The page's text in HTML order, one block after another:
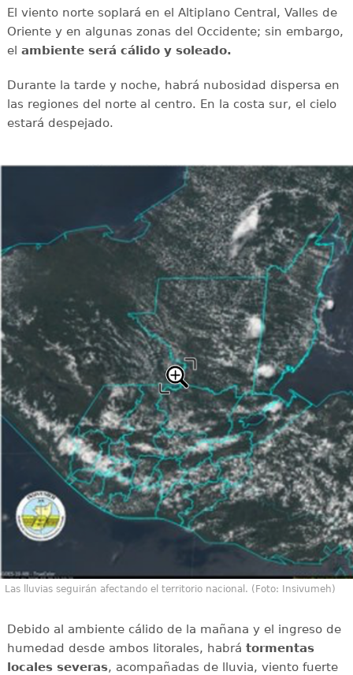
El viento norte soplará en el Altiplano Central, Valles de
Oriente y en algunas zonas del Occidente; sin embargo,
el ambiente será cálido y soleado.
Durante la tarde y noche, habrá nubosidad dispersa en
las regiones del norte al centro. En la costa sur, el cielo
estará despejado.
Las lluvias seguirán afectando el territorio nacional. (Foto: Insivumeh)
Debido al ambiente cálido de la mañana y el ingreso de
humedad desde ambos litorales, habrá tormentas
locales severas, acompañadas de lluvia, viento fuerte